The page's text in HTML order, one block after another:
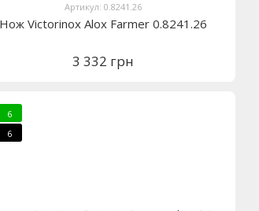
Артикул: 0.8241.26
Нож Victorinox Alox Farmer 0.8241.26
3 332 грн
6
6